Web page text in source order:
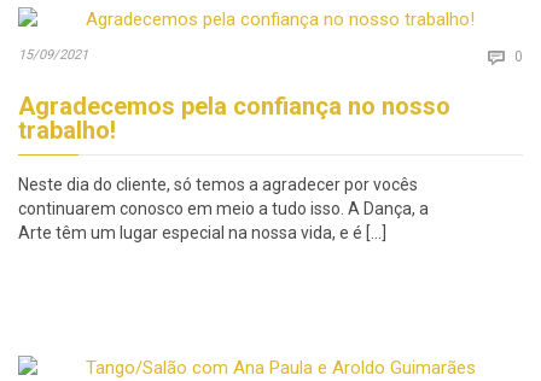
15/09/2021  0
Agradecemos pela confiança no nosso
trabalho!
Neste dia do cliente, só temos a agradecer por vocês
continuarem conosco em meio a tudo isso. A Dança, a
Arte têm um lugar especial na nossa vida, e é […]